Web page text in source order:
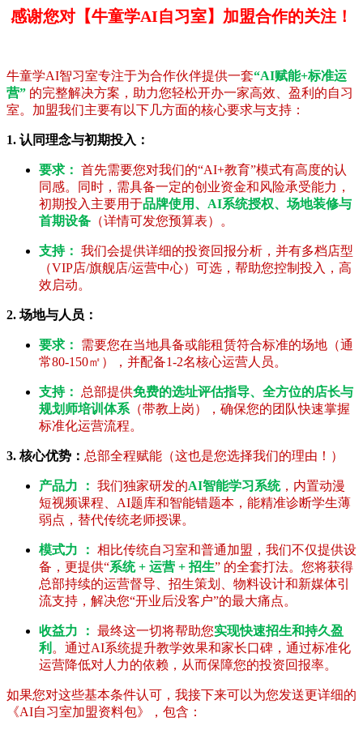
感谢您对【牛童学AI自习室】加盟合作的关注！
牛童学AI智习室专注于为合作伙伴提供一套“AI赋能+标准运
营” 的完整解决方案，助力您轻松开办一家高效、盈利的自习
室。加盟我们主要有以下几方面的核心要求与支持：
1. 认同理念与初期投入：
要求： 首先需要您对我们的“AI+教育”模式有高度的认
同感。同时，需具备一定的创业资金和风险承受能力，
初期投入主要用于品牌使用、AI系统授权、场地装修与
首期设备 （详情可发您预算表）。
支持： 我们会提供详细的投资回报分析，并有多档店型
（VIP店/旗舰店/运营中心）可选，帮助您控制投入，高
效启动。
2. 场地与人员：
要求：
需要您在当地具备或能租赁符合标准的场地（通
常80-150㎡），并配备1-2名核心运营人员。
支持： 总部提供免费的选址评估指导、全方位的店长与
规划师培训体系 （带教上岗），确保您的团队快速掌握
标准化运营流程。
3. 核心优势： 总部全程赋能（这也是您选择我们的理由！）
产品力 ： 我们独家研发的AI智能学习系统，内置动漫
短视频课程、AI题库和智能错题本，能精准诊断学生薄
弱点，替代传统老师授课。
模式力 ： 相比传统自习室和普通加盟，我们不仅提供设
备，更提供“系统 + 运营 + 招生” 的全套打法。您将获得
总部持续的运营督导、招生策划、物料设计和新媒体引
流支持，解决您“开业后没客户”的最大痛点。
收益力 ： 最终这一切将帮助您实现快速招生和持久盈
利 。通过AI系统提升教学效果和家长口碑，通过标准化
运营降低对人力的依赖，从而保障您的投资回报率。
如果您对这些基本条件认可，我接下来可以为您发送更详细的
《AI自习室加盟资料包》，包含：